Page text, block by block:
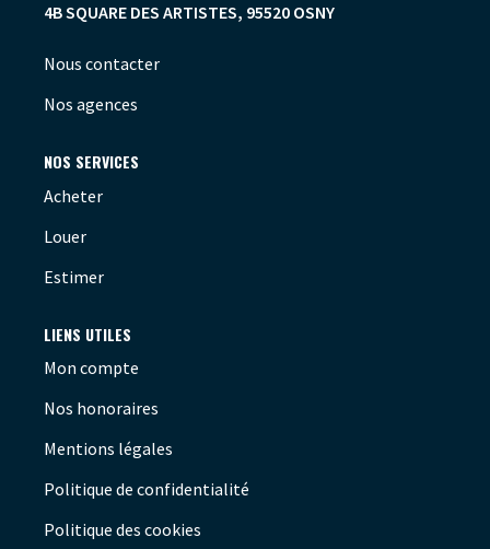
4B SQUARE DES ARTISTES, 95520 OSNY
Nous contacter
Nos agences
NOS SERVICES
Acheter
Louer
Estimer
LIENS UTILES
Mon compte
Nos honoraires
Mentions légales
Politique de confidentialité
Politique des cookies